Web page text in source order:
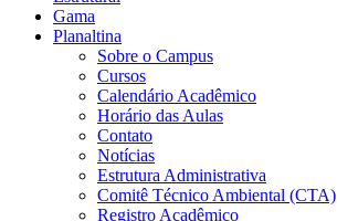
Gama
Planaltina
Sobre o Campus
Cursos
Calendário Acadêmico
Horário das Aulas
Contato
Notícias
Estrutura Administrativa
Comitê Técnico Ambiental (CTA)
Registro Acadêmico